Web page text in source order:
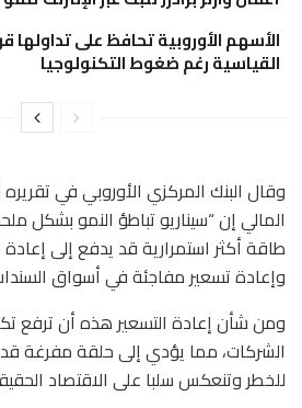
الأسهم الأوروبية تحافظ على تداولها
القياسية رغم ضغوط التكنولوجيا
وقال البنك المركزي الأوروبي في
المالي إن “سيناريو تباطؤ ‌النمو بشكل
طاقة أكثر استمرارية ​قد يدفع ‌إلى إعادة
وإعادة تسعير ‌مفاجئة في أسواق
ومن شأن إعادة التسعير هذه أن ترفع
الشركات، مما يؤدي إلى حلقة ‌مفرغة قد
للخطر وتنعكس سلبا على الاقتصاد